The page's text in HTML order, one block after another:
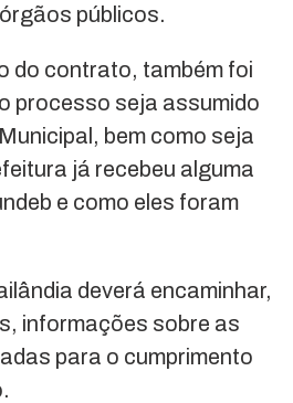
públicos.
do contrato, também foi
processo seja assumido
bem como seja
já recebeu alguma
e como eles foram
deverá encaminhar,
informações sobre as
para o cumprimento